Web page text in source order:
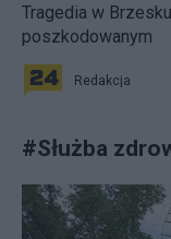
Tragedia w
poszkodowanym
Redakcja
#Służba